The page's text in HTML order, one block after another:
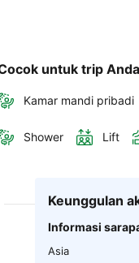
untuk trip Anda
Kamar mandi pribadi
Shower Lift
Keunggulan
Informasi
Asia